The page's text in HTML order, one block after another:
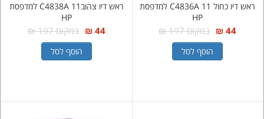
ראש דיו כחול 11 C4836A למדפסת
HP
44 ₪ במקום 197 ₪
הוסף לסל
ראש דיו צהוב11 C4838A למדפסת
HP
44 ₪ במקום 197 ₪
הוסף לסל